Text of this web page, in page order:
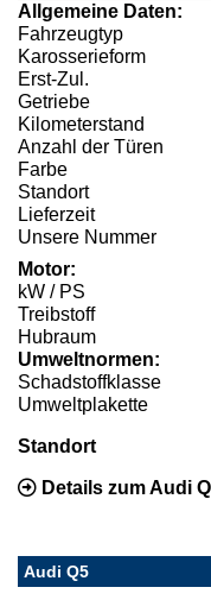
Allgemeine Daten:
Fahrzeugtyp
Karosserieform
Erst-Zul.
Getriebe
Kilometerstand
Anzahl der Türen
Farbe
Standort
Lieferzeit
Unsere Nummer
Motor:
kW / PS
Treibstoff
Hubraum
Umweltnormen:
Schadstoffklasse
Umweltplakette
Standort
Details zum Audi
Audi Q5